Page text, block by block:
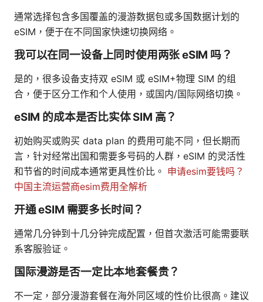
通常选择包含多国覆盖的漫游数据包或多国数据计划的
eSIM，便于在不同国家快速切换网络。
我可以在同一设备上同时使用两张 eSIM 吗？
是的，很多设备支持双 eSIM 或 eSIM+物理 SIM 的组
合，便于区分工作和个人使用，或国内/国际网络切换。
eSIM 的成本是否比实体 SIM 高？
初始购买或购买 data plan 的费用可能不同，但长期而
言，针对经常出国和需要多号码的人群，eSIM 的灵活性
和节省的时间成本通常更具性价比。 申请esim要钱吗？
中国主流运营商esim费用全解析
开通 eSIM 需要多长时间？
通常几分钟到十几分钟完成配置，但首次激活可能需要联
系客服验证。
国际漫游是否一定比本地套餐贵？
不一定，部分漫游套餐在海外同区域的性价比很高。建议